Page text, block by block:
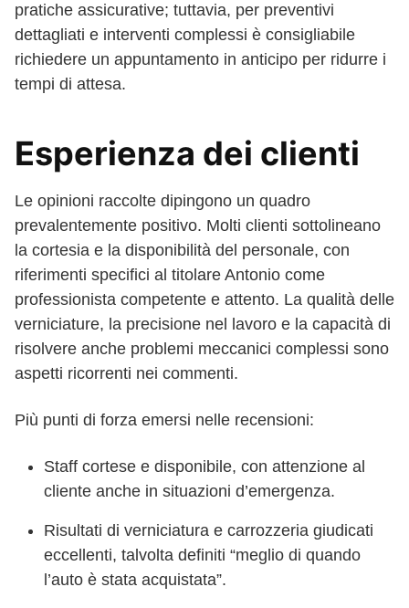
pratiche assicurative; tuttavia, per preventivi
dettagliati e interventi complessi è consigliabile
richiedere un appuntamento in anticipo per ridurre i
tempi di attesa.
Esperienza dei clienti
Le opinioni raccolte dipingono un quadro
prevalentemente positivo. Molti clienti sottolineano
la cortesia e la disponibilità del personale, con
riferimenti specifici al titolare Antonio come
professionista competente e attento. La qualità delle
verniciature, la precisione nel lavoro e la capacità di
risolvere anche problemi meccanici complessi sono
aspetti ricorrenti nei commenti.
Più punti di forza emersi nelle recensioni:
Staff cortese e disponibile, con attenzione al
cliente anche in situazioni d’emergenza.
Risultati di verniciatura e carrozzeria giudicati
eccellenti, talvolta definiti “meglio di quando
l’auto è stata acquistata”.